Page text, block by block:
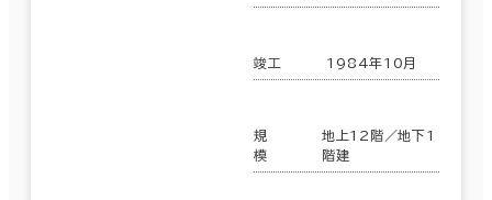
竣工 1984年10月
規
模
地上12階／地下1
階建